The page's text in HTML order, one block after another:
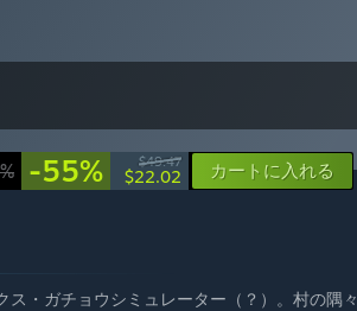
-55% $49.47
$22.02 カートに入れる
・ガチョウシミュレーター（？）。村の隅々